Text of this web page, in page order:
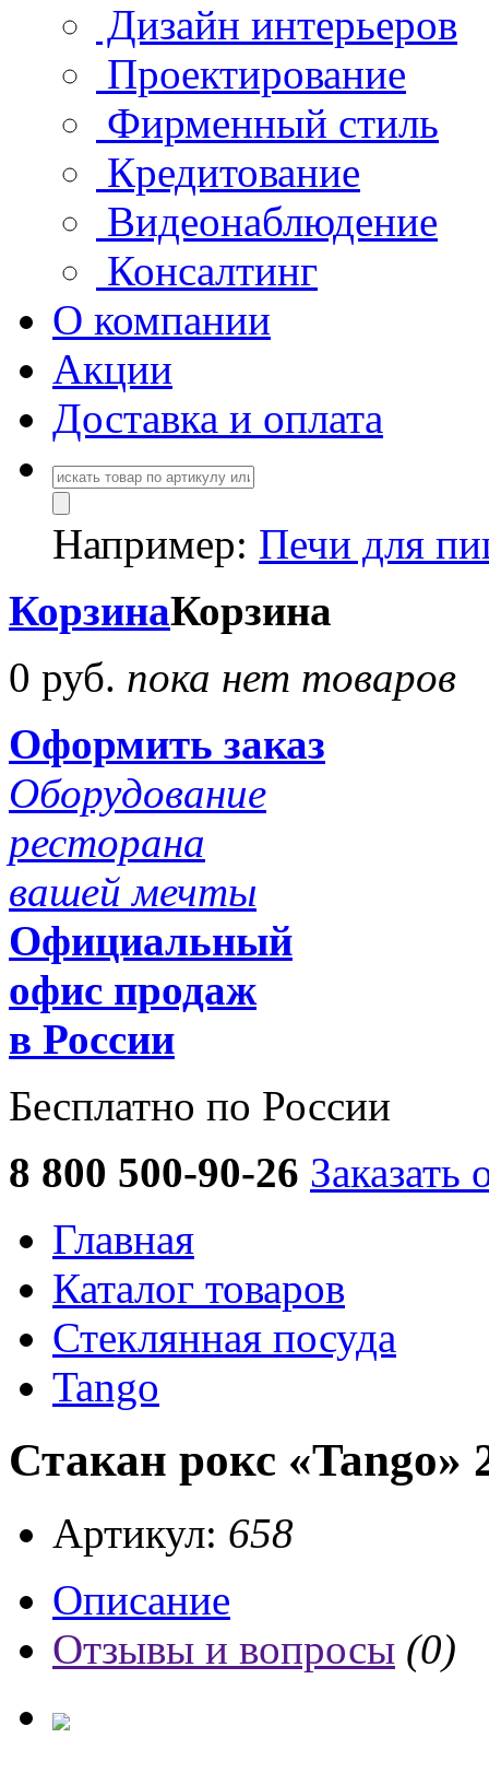
Дизайн интерьеров
Проектирование
Фирменный стиль
Кредитование
Видеонаблюдение
Консалтинг
О компании
Акции
Доставка и оплата
Например: Печи для
КорзинаКорзина
0 руб. пока нет товаров
Оформить заказ
Оборудование
ресторана
вашей мечты
Официальный
офис продаж
в России
Бесплатно по России
8 800 500-90-26 Заказать
Главная
Каталог товаров
Стеклянная посуда
Tango
Стакан рокс «Tango»
Артикул: 658
Описание
Отзывы и вопросы (0)